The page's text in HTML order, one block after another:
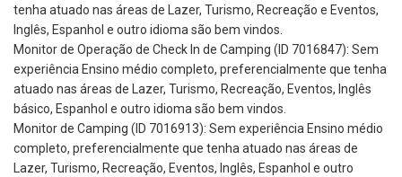
tenha atuado nas áreas de Lazer, Turismo, Recreação e Eventos,
Inglês, Espanhol e outro idioma são bem vindos.
Monitor de Operação de Check In de Camping (ID 7016847): Sem
experiência Ensino médio completo, preferencialmente que tenha
atuado nas áreas de Lazer, Turismo, Recreação, Eventos, Inglês
básico, Espanhol e outro idioma são bem vindos.
Monitor de Camping (ID 7016913): Sem experiência Ensino médio
completo, preferencialmente que tenha atuado nas áreas de
Lazer, Turismo, Recreação, Eventos, Inglês, Espanhol e outro